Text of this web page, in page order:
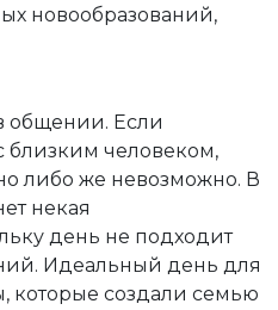
новообразований,
общении. Если
близким человеком,
либо же невозможно. В
некая
день не подходит
Идеальный день для
которые создали семью